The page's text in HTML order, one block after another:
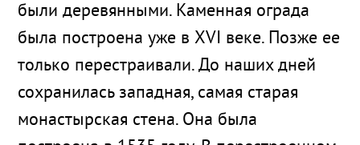
были деревянными. Каменная ограда
была построена уже в XVI веке. Позже ее
только перестраивали. До наших дней
сохранилась западная, самая старая
монастырская стена. Она была